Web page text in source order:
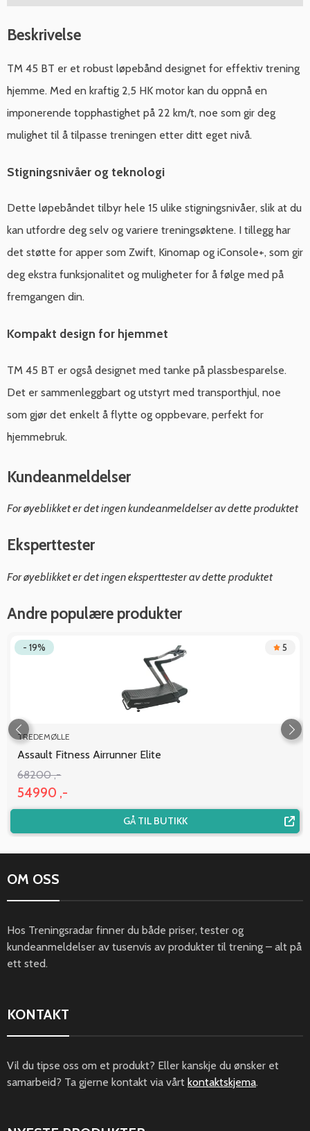
Beskrivelse
TM 45 BT er et robust løpebånd designet for effektiv trening
hjemme. Med en kraftig 2,5 HK motor kan du oppnå en
imponerende topphastighet på 22 km/t, noe som gir deg
mulighet til å tilpasse treningen etter ditt eget nivå.
Stigningsnivåer og teknologi
Dette løpebåndet tilbyr hele 15 ulike stigningsnivåer, slik at du
kan utfordre deg selv og variere treningsøktene. I tillegg har
det støtte for apper som Zwift, Kinomap og iConsole+, som gir
deg ekstra funksjonalitet og muligheter for å følge med på
fremgangen din.
Kompakt design for hjemmet
TM 45 BT er også designet med tanke på plassbesparelse.
Det er sammenleggbart og utstyrt med transporthjul, noe
som gjør det enkelt å flytte og oppbevare, perfekt for
hjemmebruk.
Kundeanmeldelser
For øyeblikket er det ingen kundeanmeldelser av dette produktet
Eksperttester
For øyeblikket er det ingen eksperttester av dette produktet
Andre populære produkter
- 19% 5
TREDEMØLLE
Assault Fitness Airrunner Elite
68200 ,-
54990 ,-
GÅ TIL BUTIKK
OM OSS
Hos Treningsradar finner du både priser, tester og
kundeanmeldelser av tusenvis av produkter til trening – alt på
ett sted.
KONTAKT
Vil du tipse oss om et produkt? Eller kanskje du ønsker et
samarbeid? Ta gjerne kontakt via vårt kontaktskjema.